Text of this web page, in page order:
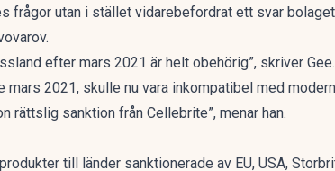
frågor utan i stället vidarebefordrat ett svar
efter mars 2021 är helt obehörig”, skriver Gee.
2021, skulle nu vara inkompatibel med
rättslig sanktion från Cellebrite”, menar han.
till länder sanktionerade av EU, USA,